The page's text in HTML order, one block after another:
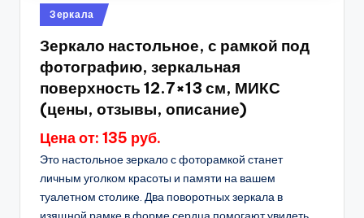
Опубликовано
в
Зеркала
Зеркало настольное, с рамкой под
фотографию, зеркальная
поверхность 12.7×13 см, МИКС
(цены, отзывы, описание)
Цена от: 135 руб.
Это настольное зеркало с фоторамкой станет
личным уголком красоты и памяти на вашем
туалетном столике. Два поворотных зеркала в